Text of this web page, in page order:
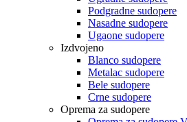
Podgradne sudopere
Nasadne sudopere
Ugaone sudopere
Izdvojeno
Blanco sudopere
Metalac sudopere
Bele sudopere
Crne sudopere
Oprema za sudopere